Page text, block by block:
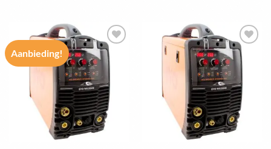
Aanbieding!
Toevoegen
aan
wenslijst
Toevoegen
aan
wenslijst